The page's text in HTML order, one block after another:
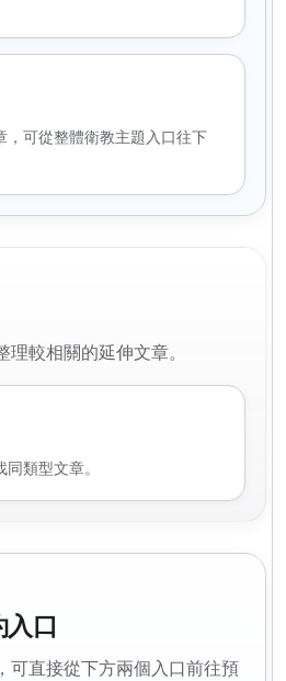
，可從整體衛教主題入口往下
較相關的延伸文章。
類型文章。
入口
可直接從下方兩個入口前往預